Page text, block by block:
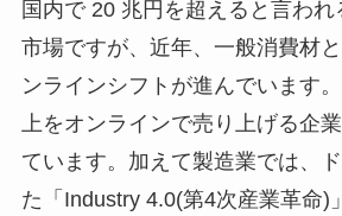
国内で 20 兆円を超えると言わ
市場ですが、近年、一般消費材
ンラインシフトが進んでいます
上をオンラインで売り上げる企
ています。加えて製造業では、
た「Industry 4.0(第4次産業革命)